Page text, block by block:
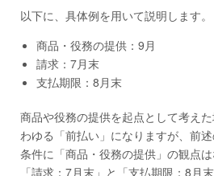
以下に、具体例を用いて説明します。
商品・役務の提供：9月
請求：7月末
支払期限：8月末
商品や役務の提供を起点として考え
わゆる「前払い」になりますが、前
条件に「商品・役務の提供」の観点
「請求：7月末」と「支払期限：8月